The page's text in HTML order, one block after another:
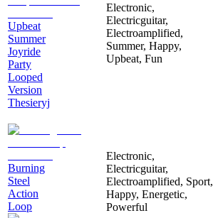
Upbeat
Summer
Joyride
Party
Looped
Version
Thesieryj
Electronic,
Electricguitar,
Electroamplified,
Summer, Happy,
Upbeat, Fun
Burning
Steel
Action
Loop
Electronic,
Electricguitar,
Electroamplified, Sport,
Happy, Energetic,
Powerful